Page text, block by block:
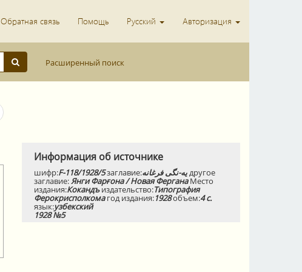
Обратная связь Помощь Русский Авторизация
Расширенный поиск
Информация об источнике
шифр:F-118/1928/5заглавие: другое
заглавие:Янги Фарғона / Новая ФерганаМесто
издания:Кокандъиздательство:Типография
Ферокрисполкомагод издания:1928объем:4 с.
язык:узбекский
1928 №5